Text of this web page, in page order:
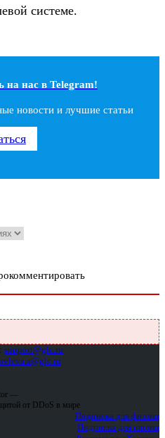
системе.
на наc в Telegram!
новости и лучшие статьи
support@glc.ru
—
от DDoS в мире
Подписка для физлиц
Подписка для юрлиц